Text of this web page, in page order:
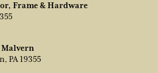
Frame & Hardware
Malvern
PA 19355